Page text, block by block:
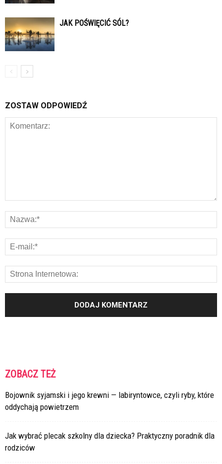
JAK POŚWIĘCIĆ SÓL?
ZOSTAW ODPOWIEDŹ
ZOBACZ TEŻ
Bojownik syjamski i jego krewni — labiryntowce, czyli ryby, które
oddychają powietrzem
Jak wybrać plecak szkolny dla dziecka? Praktyczny poradnik dla
rodziców